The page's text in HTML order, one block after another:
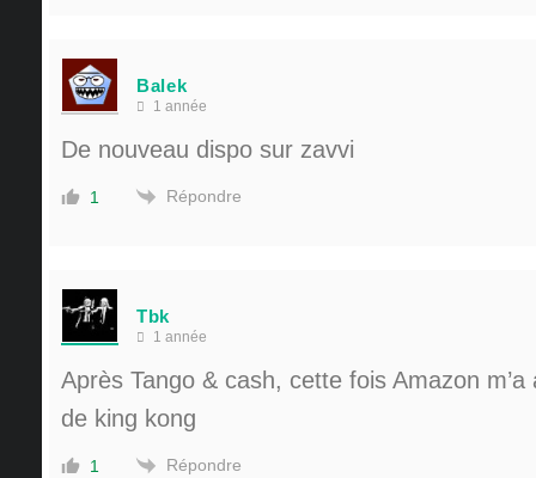
Balek
1 année
De nouveau dispo sur zavvi
1 Répondre
Tbk
1 année
Après Tango & cash, cette fois Amazon
de king kong
1 Répondre